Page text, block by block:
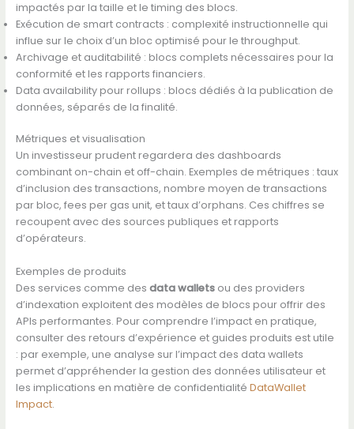
impactés par la taille et le timing des blocs.
Exécution de smart contracts : complexité instructionnelle qui
influe sur le choix d’un bloc optimisé pour le throughput.
Archivage et auditabilité : blocs complets nécessaires pour la
conformité et les rapports financiers.
Data availability pour rollups : blocs dédiés à la publication de
données, séparés de la finalité.
Métriques et visualisation
Un investisseur prudent regardera des dashboards
combinant on-chain et off-chain. Exemples de métriques : taux
d’inclusion des transactions, nombre moyen de transactions
par bloc, fees per gas unit, et taux d’orphans. Ces chiffres se
recoupent avec des sources publiques et rapports
d’opérateurs.
Exemples de produits
Des services comme des data walletsou des providers
d’indexation exploitent des modèles de blocs pour offrir des
APIs performantes. Pour comprendre l’impact en pratique,
consulter des retours d’expérience et guides produits est utile
: par exemple, une analyse sur l’impact des data wallets
permet d’appréhender la gestion des données utilisateur et
les implications en matière de confidentialité DataWallet
Impact.